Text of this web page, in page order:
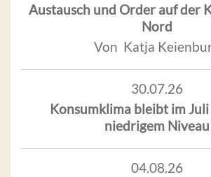
Austausch und Order auf der
Nord
Von Katja
30.07.26
Konsumklima bleibt im
niedrigem Niveau
04.08.26